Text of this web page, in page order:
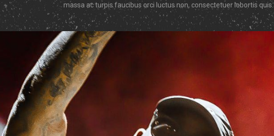
massa ac turpis faucibus orci luctus non, consectetuer lobortis quis.